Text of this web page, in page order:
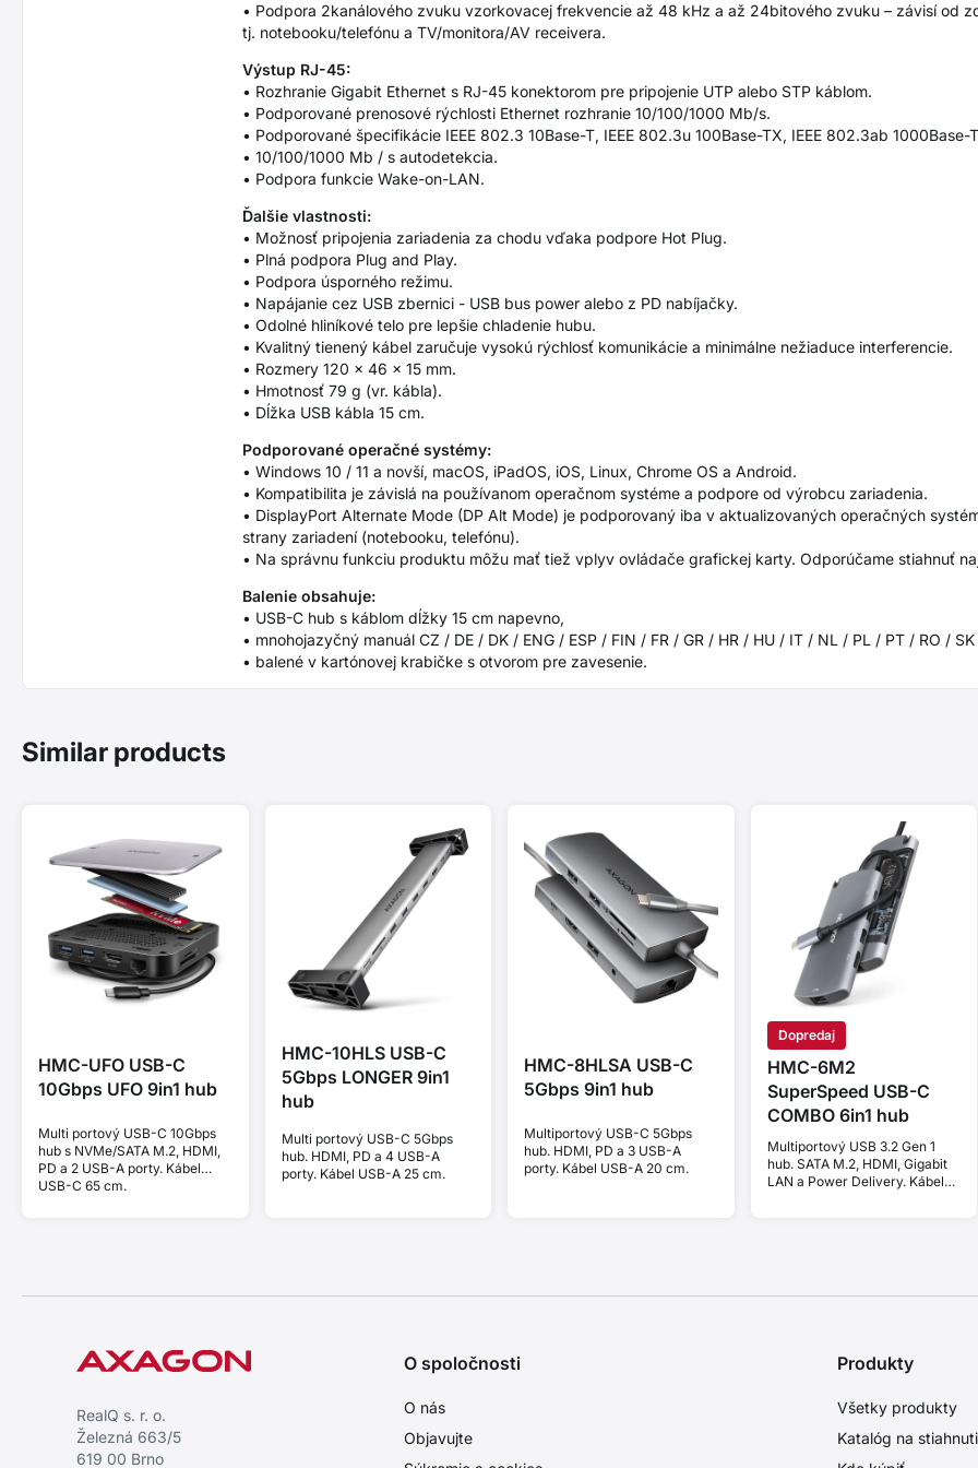
• Podpora 2kanálového zvuku vzorkovacej frekvencie až 48 kHz a až 24bitového zvuku – závisí od
tj. notebooku/telefónu a TV/monitora/AV receivera.
Výstup RJ-45:
• Rozhranie Gigabit Ethernet s RJ-45 konektorom pre pripojenie UTP alebo STP káblom.
• Podporované prenosové rýchlosti Ethernet rozhranie 10/100/1000 Mb/s.
• Podporované špecifikácie IEEE 802.3 10Base-T, IEEE 802.3u 100Base-TX, IEEE 802.3ab 1000Base-
• 10/100/1000 Mb / s autodetekcia.
• Podpora funkcie Wake-on-LAN.
Ďalšie vlastnosti:
• Možnosť pripojenia zariadenia za chodu vďaka podpore Hot Plug.
• Plná podpora Plug and Play.
• Podpora úsporného režimu.
• Napájanie cez USB zbernici - USB bus power alebo z PD nabíjačky.
• Odolné hliníkové telo pre lepšie chladenie hubu.
• Kvalitný tienený kábel zaručuje vysokú rýchlosť komunikácie a minimálne nežiaduce interferencie.
• Rozmery 120 x 46 x 15 mm.
• Hmotnosť 79 g (vr. kábla).
• Dĺžka USB kábla 15 cm.
Podporované operačné systémy:
• Windows 10 / 11 a novší, macOS, iPadOS, iOS, Linux, Chrome OS a Android.
• Kompatibilita je závislá na používanom operačnom systéme a podpore od výrobcu zariadenia.
• DisplayPort Alternate Mode (DP Alt Mode) je podporovaný iba v aktualizovaných operačných
strany zariadení (notebooku, telefónu).
• Na správnu funkciu produktu môžu mať tiež vplyv ovládače grafickej karty. Odporúčame stiahnuť
Balenie obsahuje:
• USB-C hub s káblom dĺžky 15 cm napevno,
• mnohojazyčný manuál CZ / DE / DK / ENG / ESP / FIN / FR / GR / HR / HU / IT / NL / PL / PT / RO /
• balené v kartónovej krabičke s otvorom pre zavesenie.
Similar products
HMC-UFO USB-C
10Gbps UFO 9in1 hub
Multi portový USB-C 10Gbps
hub s NVMe/SATA M.2, HDMI,
PD a 2 USB-A porty. Kábel
USB-C 65 cm.
HMC-10HLS USB-C
5Gbps LONGER 9in1
hub
Multi portový USB-C 5Gbps
hub. HDMI, PD a 4 USB-A
porty. Kábel USB-A 25 cm.
HMC-8HLSA USB-C
5Gbps 9in1 hub
Multiportový USB-C 5Gbps
hub. HDMI, PD a 3 USB-A
porty. Kábel USB-A 20 cm.
Dopredaj
HMC-6M2
SuperSpeed USB-C
COMBO 6in1 hub
Multiportový USB 3.2 Gen 1
hub. SATA M.2, HDMI, Gigabit
LAN a Power Delivery. Kábel
RealQ s. r. o.
Železná 663/5
619 00 Brno
O spoločnosti
O nás
Objavujte
Produkty
Všetky produkty
Katalóg na